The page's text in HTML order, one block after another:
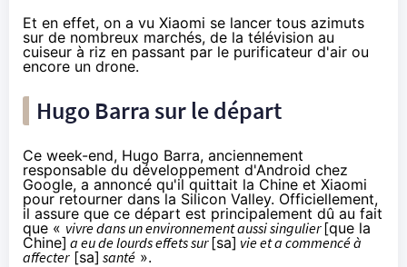
Et en effet, on a vu Xiaomi se lancer tous azimuts
sur de nombreux marchés, de la télévision au
cuiseur à riz en passant par le purificateur d'air ou
encore un drone.
Hugo Barra sur le départ
Ce week-end, Hugo Barra, anciennement
responsable du développement d'Android chez
Google, a annoncé qu'il quittait la Chine et Xiaomi
pour retourner dans la Silicon Valley. Officiellement,
il assure que ce départ est principalement dû au fait
que « vivre dans un environnement aussi singulier[que la
Chine] a eu de lourds effets sur[sa] vie et a commencé à
affecter[sa] santé ».